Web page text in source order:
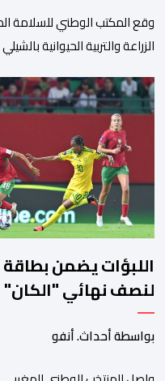
وقع المكتب الوطني للسلامة
والصحة الحيوانية. وسيمكن
مسؤولين عن السلطات
أوساط التصدير، من مواءمة
على […]
اللبؤات يضمن بطاقة
لنصف نهائي "الكان"
بواسطة أحداث. أنفو